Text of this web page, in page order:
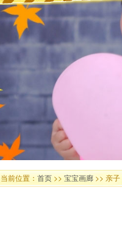
当前位置：首页>>宝宝画廊 >> 亲子